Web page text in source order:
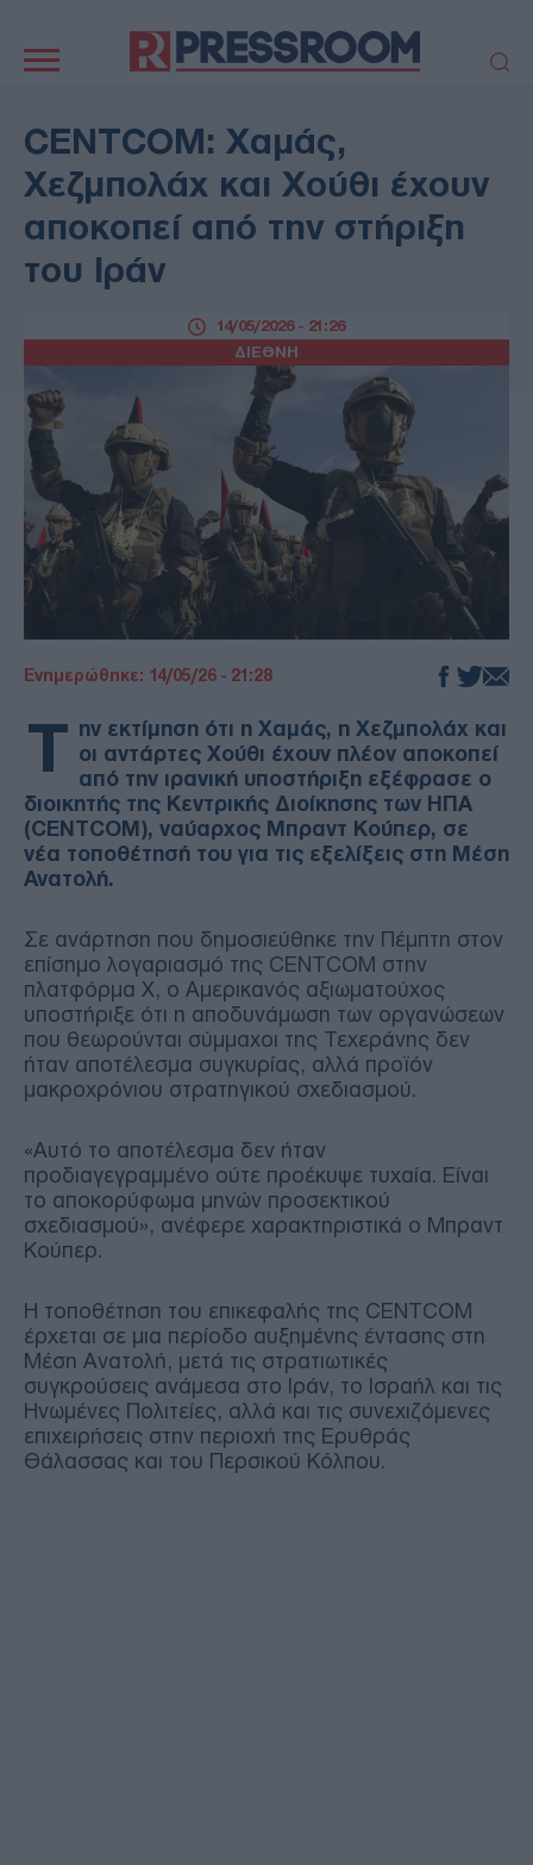
πλοήγηση
ΠΟΛΙΤΙΚΗ
ΤΟΥΡΚΙΑ
ΕΛΛΑΔΑ
ΕΚΚΛΗΣΙΑ
ΑΜΥΝΑ
ΔΙΕΘΝΗ
ΚΥΠΡΟΣ
MEDIA
AUTO - MOTO
ΓΑΣΤΡΟΝΟΜΙΑ
ΤΕΧΝΟΛΟΓΙΑ
ΠΑΡΑΞΕΝΑ
ΑΡΘΡΟΓΡΑΦΙΑ
CENTCOM: Χαμάς,
Χεζμπολάχ και Χούθι έχουν
αποκοπεί από την στήριξη
του Ιράν
ΔΙΕΘΝΗ
14/05/2026 - 21:26
Ενημερώθηκε: 14/05/26 - 21:28
Τ ην εκτίμηση ότι η Χαμάς, η Χεζμπολάχ και
οι αντάρτες Χούθι έχουν πλέον αποκοπεί
από την ιρανική υποστήριξη εξέφρασε ο
διοικητής της Κεντρικής Διοίκησης των ΗΠΑ
(CENTCOM), ναύαρχος Μπραντ Κούπερ, σε
νέα τοποθέτησή του για τις εξελίξεις στη Μέση
Ανατολή.
Σε ανάρτηση που δημοσιεύθηκε την Πέμπτη στον
επίσημο λογαριασμό της CENTCOM στην
πλατφόρμα X, ο Αμερικανός αξιωματούχος
υποστήριξε ότι η αποδυνάμωση των οργανώσεων
που θεωρούνται σύμμαχοι της Τεχεράνης δεν
ήταν αποτέλεσμα συγκυρίας, αλλά προϊόν
μακροχρόνιου στρατηγικού σχεδιασμού.
«Αυτό το αποτέλεσμα δεν ήταν
προδιαγεγραμμένο ούτε προέκυψε τυχαία. Είναι
το αποκορύφωμα μηνών προσεκτικού
σχεδιασμού», ανέφερε χαρακτηριστικά ο Μπραντ
Κούπερ.
Η τοποθέτηση του επικεφαλής της CENTCOM
έρχεται σε μια περίοδο αυξημένης έντασης στη
Μέση Ανατολή, μετά τις στρατιωτικές
συγκρούσεις ανάμεσα στο Ιράν, το Ισραήλ και τις
Ηνωμένες Πολιτείες, αλλά και τις συνεχιζόμενες
επιχειρήσεις στην περιοχή της Ερυθράς
Θάλασσας και του Περσικού Κόλπου.